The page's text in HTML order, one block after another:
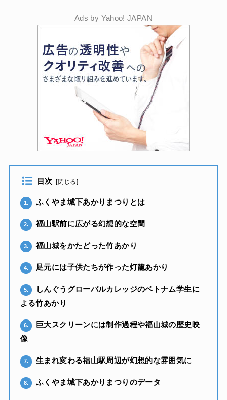
Ads by Yahoo! JAPAN
目次 [閉じる]
1. ふくやま城下あかりまつりとは
2. 福山駅前に広がる幻想的な空間
3. 福山城をかたどった竹あかり
4. 足元には子供たちが作った灯籠あかり
5.
しんぐうグローバルカレッジのベトナム学生に
よる竹あかり
6.
巨大スクリーンには制作過程や福山城の歴史映
像
7. 生まれ変わる福山駅周辺が幻想的な雰囲気に
8. ふくやま城下あかりまつりのデータ